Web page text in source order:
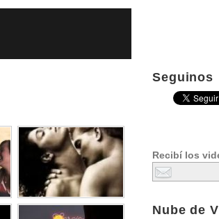
Seguinos
Recibí los
Nube de